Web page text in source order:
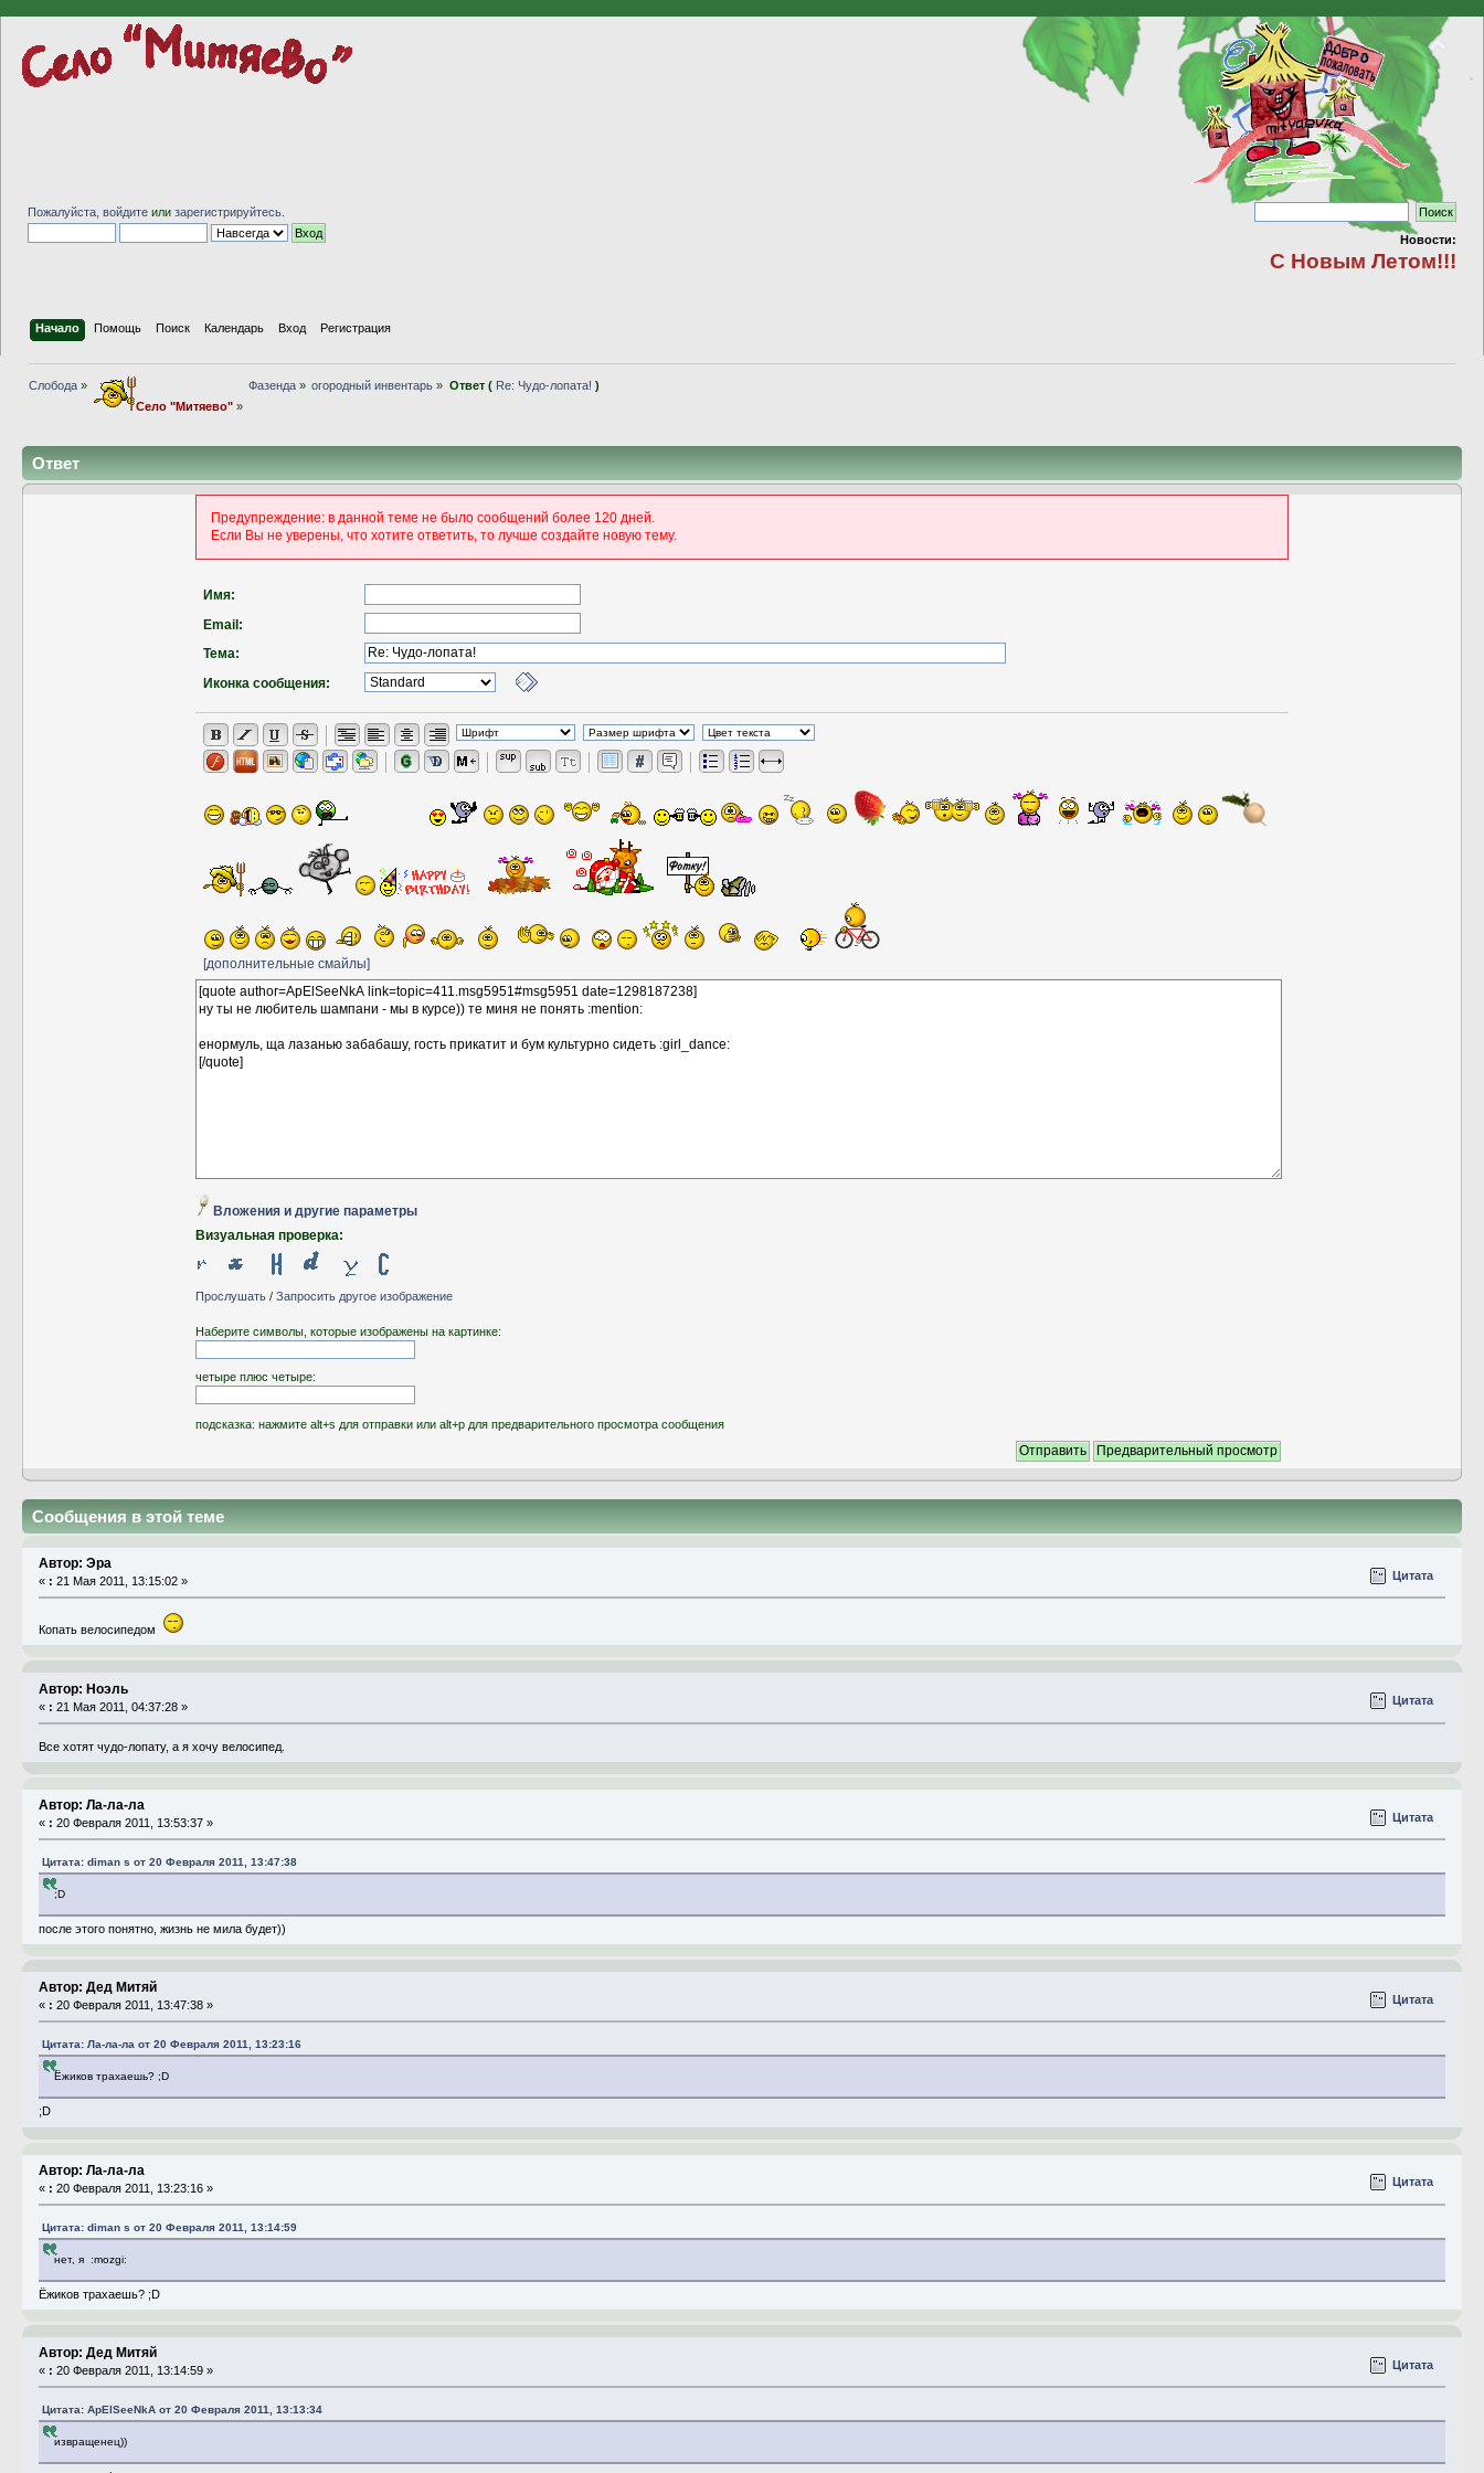
Пожалуйста, войдите или зарегистрируйтесь
Новости:
С Новым Летом!!!
Начало Помощь Поиск Календарь Вход Регистрация
Слобода »
Село "Митяево"»
Фазенда» огородный инвентарь » Ответ ( Re: Чудо-лопата! )
Ответ
Предупреждение: в данной теме не было сообщений более 120 дней.
Если Вы не уверены, что хотите ответить, то лучше создайте новую тему.
Имя:
Email:
Тема:
Иконка сообщения:
[дополнительные смайлы]
Вложения и другие параметры
Визуальная проверка:
Прослушать /Запросить другое изображение
Наберите символы, которые изображены на картинке:
четыре плюс четыре:
подсказка: нажмите alt+s для отправки или alt+p для предварительного просмотра сообщения
Сообщения в этой теме
Автор: Эра
« : 21 Мая 2011, 13:15:02 » Цитата
Копать велосипедом
Автор: Ноэль
« : 21 Мая 2011, 04:37:28 » Цитата
Все хотят чудо-лопату, а я хочу велосипед.
Автор: Ла-ла-ла
« : 20 Февраля 2011, 13:53:37 » Цитата
Цитата: diman s от 20 Февраля 2011, 13:47:38
;D
после этого понятно, жизнь не мила будет))
Автор: Дед Митяй
« : 20 Февраля 2011, 13:47:38 » Цитата
Цитата: Ла-ла-ла от 20 Февраля 2011, 13:23:16
Ёжиков трахаешь? ;D
;D
Автор: Ла-ла-ла
« : 20 Февраля 2011, 13:23:16 » Цитата
Цитата: diman s от 20 Февраля 2011, 13:14:59
нет, я :mozgi:
Ёжиков трахаешь? ;D
Автор: Дед Митяй
« : 20 Февраля 2011, 13:14:59 » Цитата
Цитата: ApElSeeNkA от 20 Февраля 2011, 13:13:34
извращенец))